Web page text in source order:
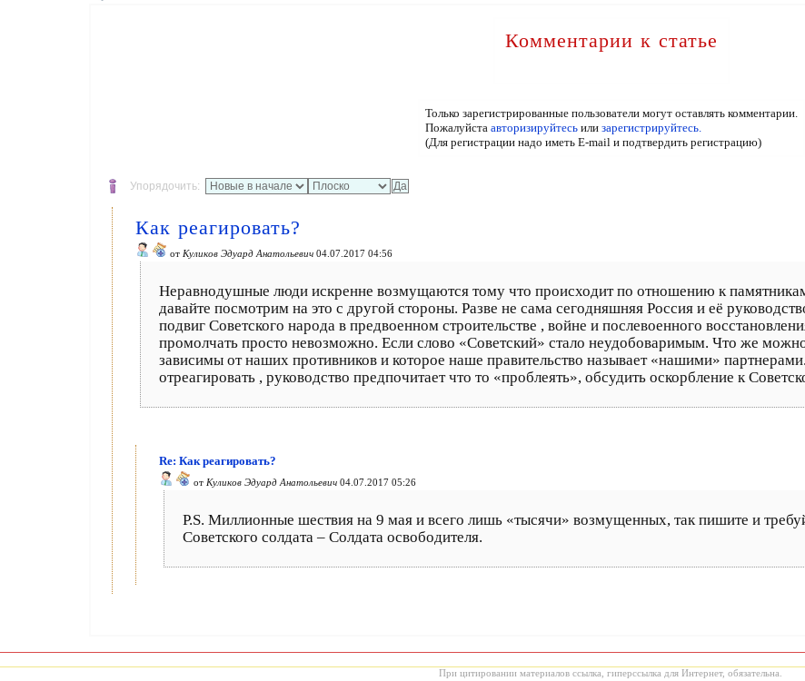
Комментарии к статье
Только зарегистрированные пользователи могут оставлять комментарии.
Пожалуйста авторизируйтесьили зарегистрируйтесь.
(Для регистрации надо иметь E-mail и подтвердить регистрацию)
Упорядочить:
Как реагировать?
от Куликов Эдуард Анатольевич 04.07.2017 04:56
Неравнодушные люди искренне возмущаются тому что происходит по отношению к
давайте посмотрим на это с другой стороны. Разве не сама сегодняшняя Россия и её
подвиг Советского народа в предвоенном строительстве , войне и послевоенного
промолчать просто невозможно. Если слово «Советский» стало неудобоваримым. Что же
зависимы от наших противников и которое наше правительство называет «нашими»
отреагировать , руководство предпочитает что то «проблеять», обсудить оскорбление к
Re: Как реагировать?
от Куликов Эдуард Анатольевич 04.07.2017 05:26
P.S. Миллионные шествия на 9 мая и всего лишь «тысячи» возмущенных, так пишите и
Советского солдата – Солдата освободителя.
При цитировании материалов ссылка, гиперссылка для Интернет, обязательна.